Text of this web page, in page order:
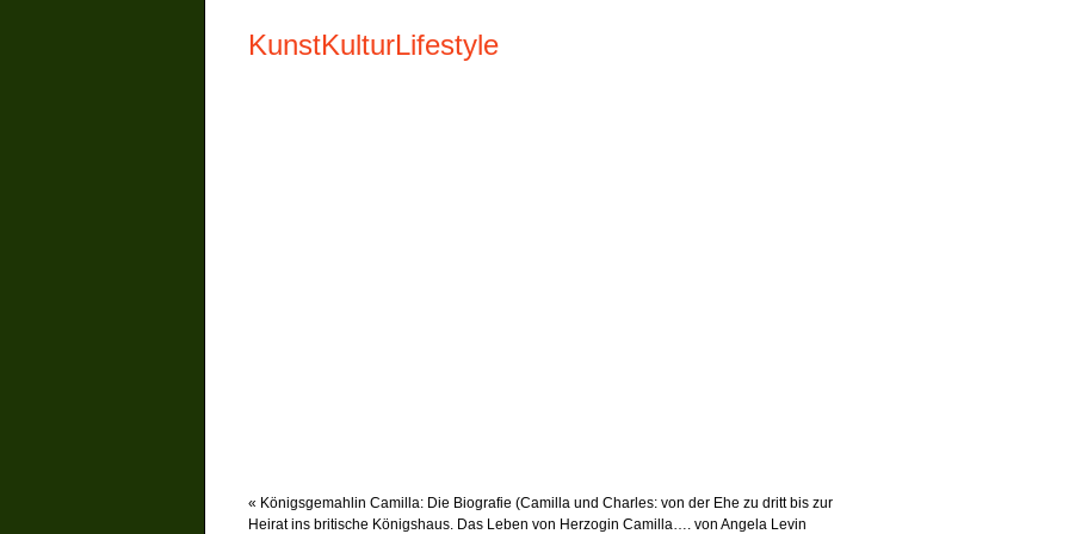
KunstKulturLifestyle
« Königsgemahlin Camilla: Die Biografie (Camilla und Charles: von der Ehe zu dritt bis zur
Heirat ins britische Königshaus. Das Leben von Herzogin Camilla…. von Angela Levin